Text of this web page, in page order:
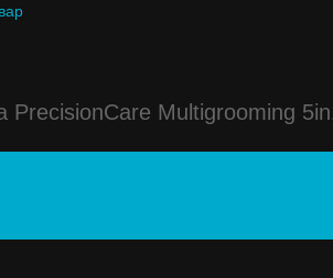
PrecisionCare Multigrooming